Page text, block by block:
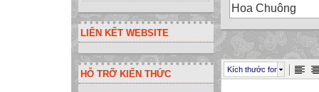
LIÊN KẾT WEBSITE
HỖ TRỠ KIẾN THỨC
Hoa Chuông
Kích thước font